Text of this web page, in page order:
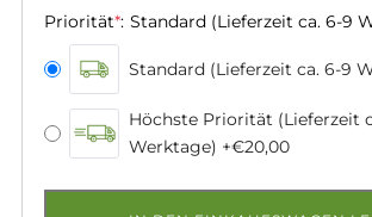
Priorität*: Standard (Lieferzeit ca. 6-9
Standard (Lieferzeit ca. 6-9
Höchste Priorität (Lieferzeit
Werktage) +€20,00